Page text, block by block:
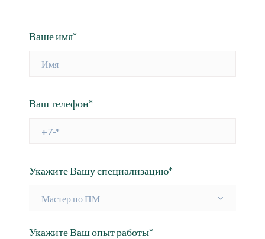
Ваше имя*
Ваш телефон*
Укажите Вашу специализацию*
Мастер по ПМ
Укажите Ваш опыт работы*